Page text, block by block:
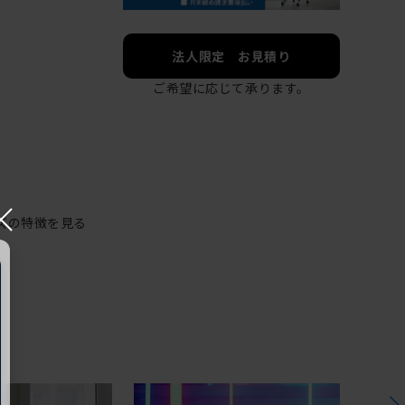
法人限定 お見積り
ご希望に応じて承ります。
の特徴を見る